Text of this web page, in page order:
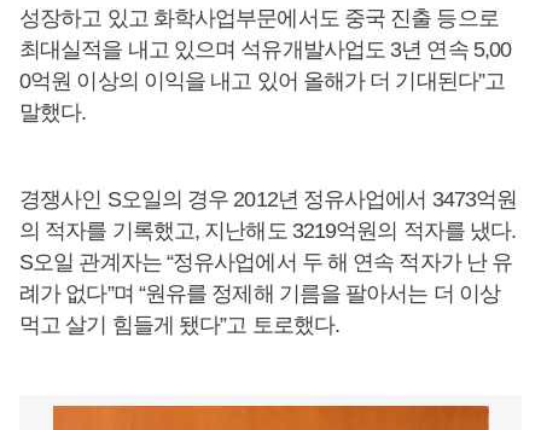
성장하고 있고 화학사업부문에서도 중국 진출 등으로
최대실적을 내고 있으며 석유개발사업도 3년 연속 5,00
0억원 이상의 이익을 내고 있어 올해가 더 기대된다”고
말했다.
경쟁사인 S오일의 경우 2012년 정유사업에서 3473억원
의 적자를 기록했고, 지난해도 3219억원의 적자를 냈다.
S오일 관계자는 “정유사업에서 두 해 연속 적자가 난 유
례가 없다”며 “원유를 정제해 기름을 팔아서는 더 이상
먹고 살기 힘들게 됐다”고 토로했다.